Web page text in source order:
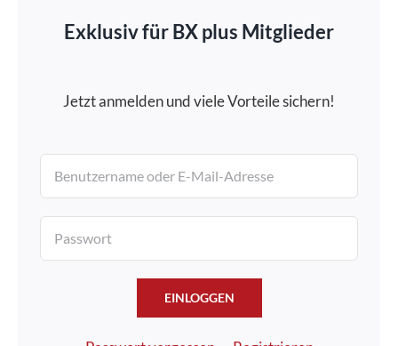
Exklusiv für BX plus Mitglieder
Jetzt anmelden und viele Vorteile sichern!
EINLOGGEN